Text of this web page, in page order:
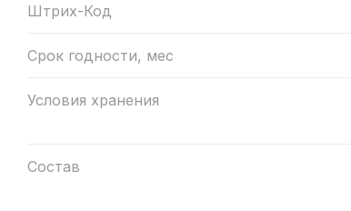
Штрих-Код
Срок годности, мес
Условия хранения
Состав